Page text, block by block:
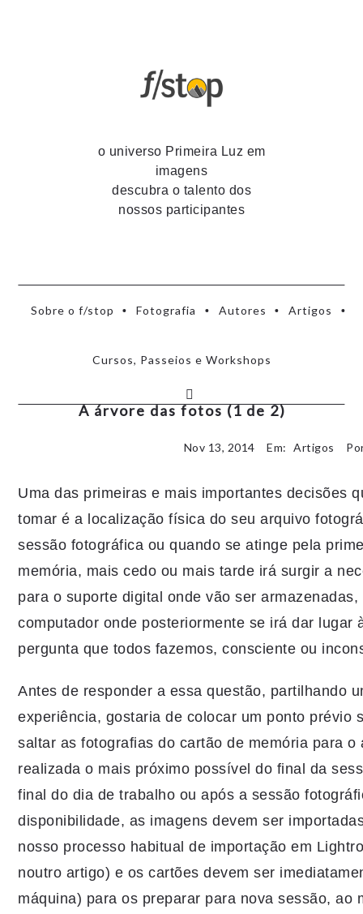
o universo Primeira Luz em
imagens
descubra o talento dos
nossos participantes
Sobre o f/stop Fotografia Autores Artigos
Cursos, Passeios e Workshops
A árvore das fotos (1 de 2)
Nov 13, 2014 Em: Artigos
Uma das primeiras e mais importantes decisões
tomar é a localização física do seu arquivo
sessão fotográfica ou quando se atinge pela
memória, mais cedo ou mais tarde irá surgir a
para o suporte digital onde vão ser
computador onde posteriormente se irá dar lugar
pergunta que todos fazemos, consciente ou
Antes de responder a essa questão, partilhando
experiência, gostaria de colocar um ponto prévio
saltar as fotografias do cartão de memória para
realizada o mais próximo possível do final da
final do dia de trabalho ou após a sessão
disponibilidade, as imagens devem ser
nosso processo habitual de importação em
noutro artigo) e os cartões devem ser
máquina) para os preparar para nova sessão, ao